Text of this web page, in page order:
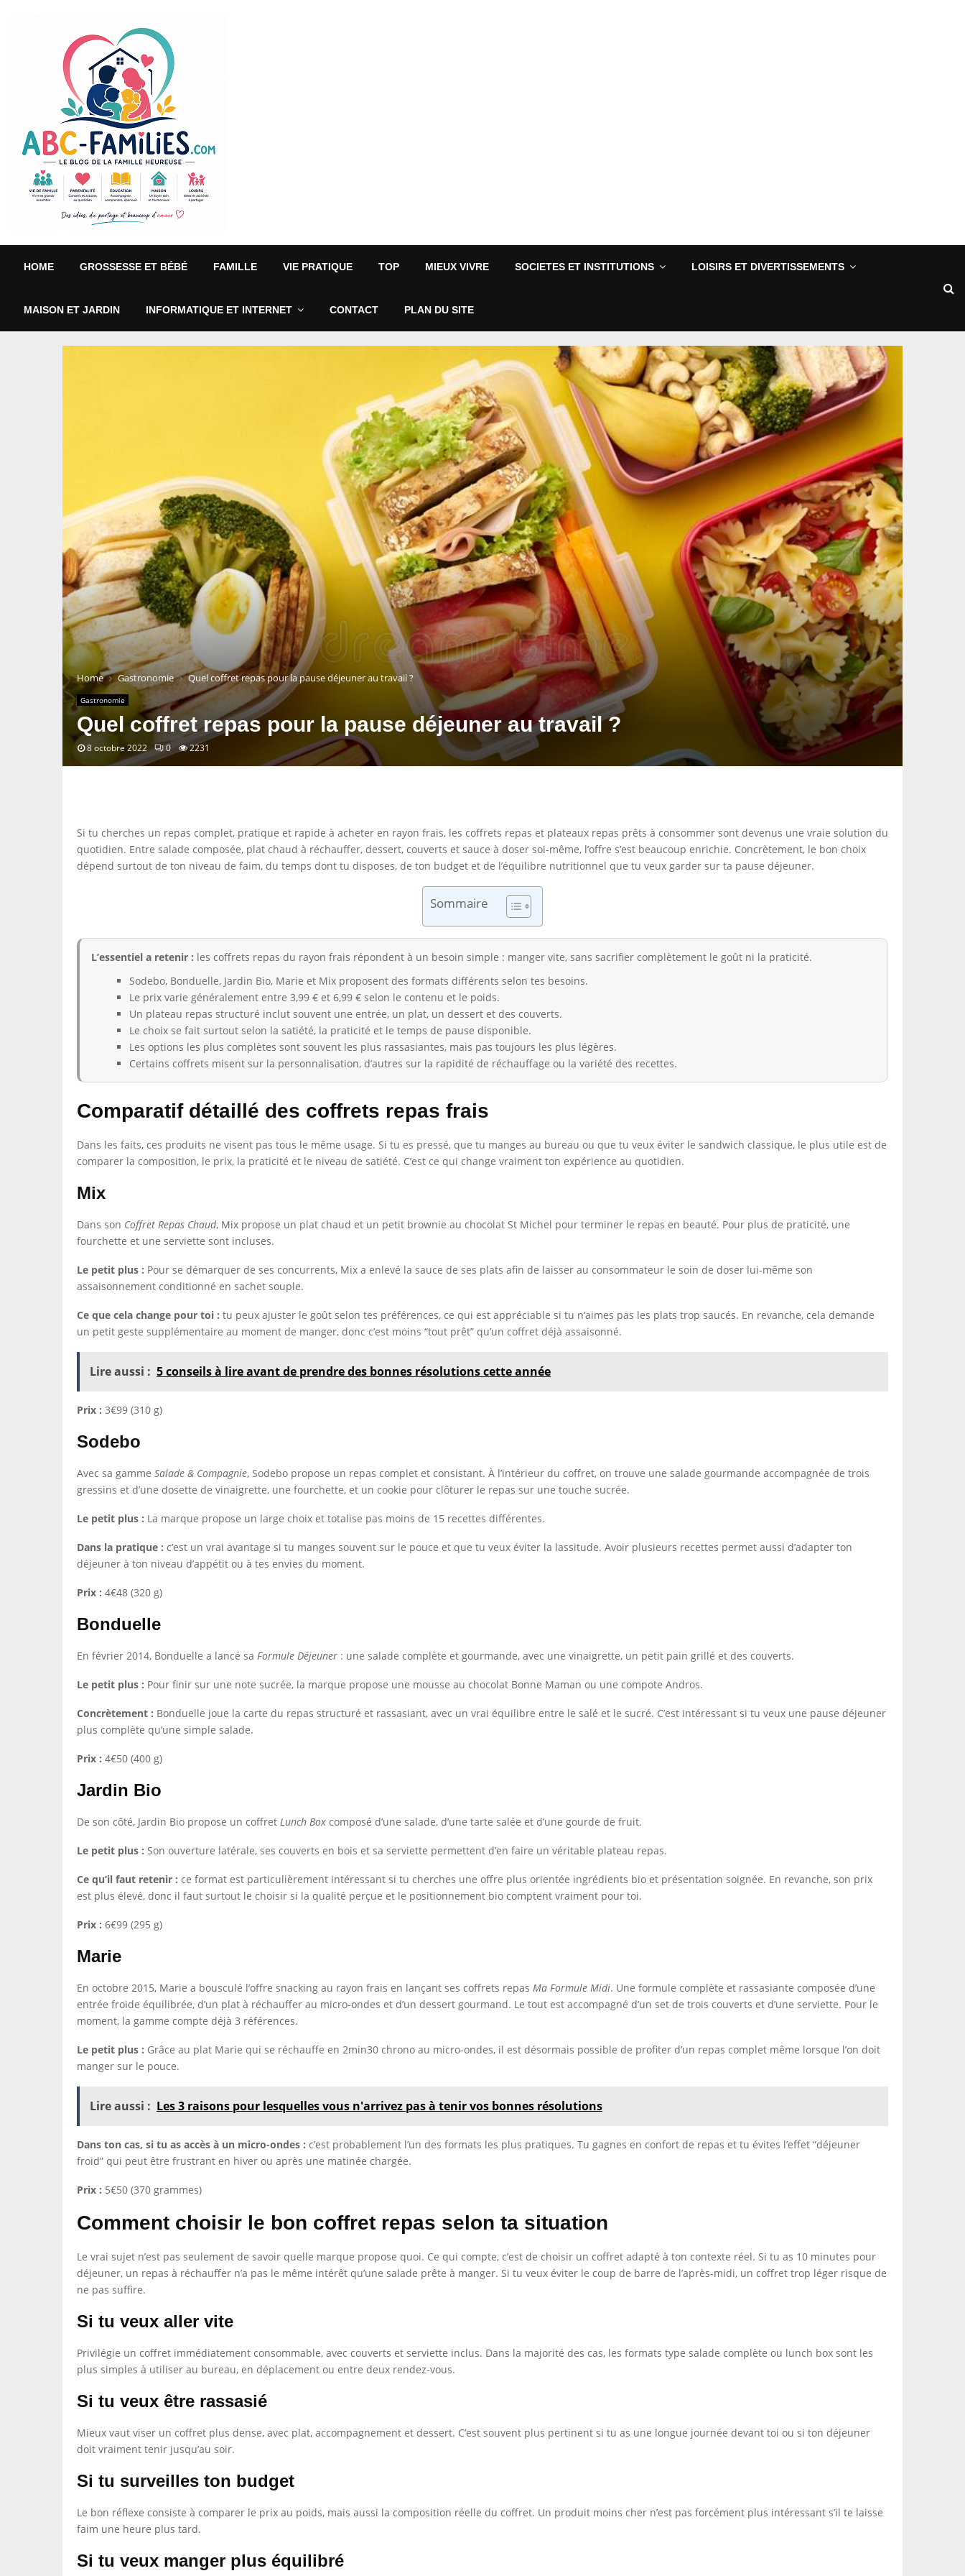
HOME GROSSESSE ET BÉBÉ FAMILLE VIE PRATIQUE TOP MIEUX VIVRE SOCIETES ET INSTITUTIONS LOISIRS ET DIVERTISSEMENTS
MAISON ET JARDIN INFORMATIQUE ET INTERNET CONTACT PLAN DU SITE
Home Gastronomie Quel coffret repas pour la pause déjeuner au travail ?
Gastronomie
Quel coffret repas pour la pause déjeuner au travail ?
8 octobre 2022 0 2231
Si tu cherches un repas complet, pratique et rapide à acheter en rayon frais, les coffrets repas et plateaux repas prêts à consommer sont devenus une vraie solution du
quotidien. Entre salade composée, plat chaud à réchauffer, dessert, couverts et sauce à doser soi-même, l’offre s’est beaucoup enrichie. Concrètement, le bon choix
dépend surtout de ton niveau de faim, du temps dont tu disposes, de ton budget et de l’équilibre nutritionnel que tu veux garder sur ta pause déjeuner.
Sommaire
L’essentiel a retenir : les coffrets repas du rayon frais répondent à un besoin simple : manger vite, sans sacrifier complètement le goût ni la praticité.
Sodebo, Bonduelle, Jardin Bio, Marie et Mix proposent des formats différents selon tes besoins.
Le prix varie généralement entre 3,99 € et 6,99 € selon le contenu et le poids.
Un plateau repas structuré inclut souvent une entrée, un plat, un dessert et des couverts.
Le choix se fait surtout selon la satiété, la praticité et le temps de pause disponible.
Les options les plus complètes sont souvent les plus rassasiantes, mais pas toujours les plus légères.
Certains coffrets misent sur la personnalisation, d’autres sur la rapidité de réchauffage ou la variété des recettes.
Comparatif détaillé des coffrets repas frais
Dans les faits, ces produits ne visent pas tous le même usage. Si tu es pressé, que tu manges au bureau ou que tu veux éviter le sandwich classique, le plus utile est de
comparer la composition, le prix, la praticité et le niveau de satiété. C’est ce qui change vraiment ton expérience au quotidien.
Mix
Dans son Coffret Repas Chaud, Mix propose un plat chaud et un petit brownie au chocolat St Michel pour terminer le repas en beauté. Pour plus de praticité, une
fourchette et une serviette sont incluses.
Le petit plus : Pour se démarquer de ses concurrents, Mix a enlevé la sauce de ses plats afin de laisser au consommateur le soin de doser lui-même son
assaisonnement conditionné en sachet souple.
Ce que cela change pour toi : tu peux ajuster le goût selon tes préférences, ce qui est appréciable si tu n’aimes pas les plats trop saucés. En revanche, cela demande
un petit geste supplémentaire au moment de manger, donc c’est moins “tout prêt” qu’un coffret déjà assaisonné.
Lire aussi : 5 conseils à lire avant de prendre des bonnes résolutions cette année
Prix : 3€99 (310 g)
Sodebo
Avec sa gamme Salade & Compagnie, Sodebo propose un repas complet et consistant. À l’intérieur du coffret, on trouve une salade gourmande accompagnée de trois
gressins et d’une dosette de vinaigrette, une fourchette, et un cookie pour clôturer le repas sur une touche sucrée.
Le petit plus : La marque propose un large choix et totalise pas moins de 15 recettes différentes.
Dans la pratique : c’est un vrai avantage si tu manges souvent sur le pouce et que tu veux éviter la lassitude. Avoir plusieurs recettes permet aussi d’adapter ton
déjeuner à ton niveau d’appétit ou à tes envies du moment.
Prix : 4€48 (320 g)
Bonduelle
En février 2014, Bonduelle a lancé sa Formule Déjeuner : une salade complète et gourmande, avec une vinaigrette, un petit pain grillé et des couverts.
Le petit plus : Pour finir sur une note sucrée, la marque propose une mousse au chocolat Bonne Maman ou une compote Andros.
Concrètement : Bonduelle joue la carte du repas structuré et rassasiant, avec un vrai équilibre entre le salé et le sucré. C’est intéressant si tu veux une pause déjeuner
plus complète qu’une simple salade.
Prix : 4€50 (400 g)
Jardin Bio
De son côté, Jardin Bio propose un coffret Lunch Box composé d’une salade, d’une tarte salée et d’une gourde de fruit.
Le petit plus : Son ouverture latérale, ses couverts en bois et sa serviette permettent d’en faire un véritable plateau repas.
Ce qu’il faut retenir : ce format est particulièrement intéressant si tu cherches une offre plus orientée ingrédients bio et présentation soignée. En revanche, son prix
est plus élevé, donc il faut surtout le choisir si la qualité perçue et le positionnement bio comptent vraiment pour toi.
Prix : 6€99 (295 g)
Marie
En octobre 2015, Marie a bousculé l’offre snacking au rayon frais en lançant ses coffrets repas Ma Formule Midi. Une formule complète et rassasiante composée d’une
entrée froide équilibrée, d’un plat à réchauffer au micro-ondes et d’un dessert gourmand. Le tout est accompagné d’un set de trois couverts et d’une serviette. Pour le
moment, la gamme compte déjà 3 références.
Le petit plus : Grâce au plat Marie qui se réchauffe en 2min30 chrono au micro-ondes, il est désormais possible de profiter d’un repas complet même lorsque l’on doit
manger sur le pouce.
Lire aussi : Les 3 raisons pour lesquelles vous n'arrivez pas à tenir vos bonnes résolutions
Dans ton cas, si tu as accès à un micro-ondes : c’est probablement l’un des formats les plus pratiques. Tu gagnes en confort de repas et tu évites l’effet “déjeuner
froid” qui peut être frustrant en hiver ou après une matinée chargée.
Prix : 5€50 (370 grammes)
Comment choisir le bon coffret repas selon ta situation
Le vrai sujet n’est pas seulement de savoir quelle marque propose quoi. Ce qui compte, c’est de choisir un coffret adapté à ton contexte réel. Si tu as 10 minutes pour
déjeuner, un repas à réchauffer n’a pas le même intérêt qu’une salade prête à manger. Si tu veux éviter le coup de barre de l’après-midi, un coffret trop léger risque de
ne pas suffire.
Si tu veux aller vite
Privilégie un coffret immédiatement consommable, avec couverts et serviette inclus. Dans la majorité des cas, les formats type salade complète ou lunch box sont les
plus simples à utiliser au bureau, en déplacement ou entre deux rendez-vous.
Si tu veux être rassasié
Mieux vaut viser un coffret plus dense, avec plat, accompagnement et dessert. C’est souvent plus pertinent si tu as une longue journée devant toi ou si ton déjeuner
doit vraiment tenir jusqu’au soir.
Si tu surveilles ton budget
Le bon réflexe consiste à comparer le prix au poids, mais aussi la composition réelle du coffret. Un produit moins cher n’est pas forcément plus intéressant s’il te laisse
faim une heure plus tard.
Si tu veux manger plus équilibré